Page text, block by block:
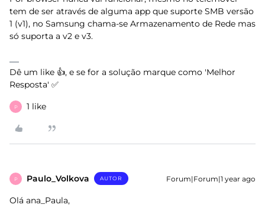
tem de ser através de alguma app que suporte SMB versão
1 (v1), no Samsung chama-se Armazenamento de Rede mas
só suporta a v2 e v3.
Dê um like 👍, e se for a solução marque como 'Melhor
Resposta' ✅
P 1 like
P Paulo_Volkova AUTOR Forum|Forum|1 year ago
Olá ana_Paula,